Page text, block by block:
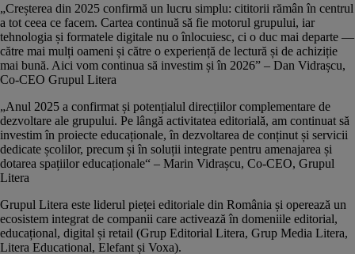
„Creșterea din 2025 confirmă un lucru simplu: cititorii rămân în centrul
a tot ceea ce facem. Cartea continuă să fie motorul grupului, iar
tehnologia și formatele digitale nu o înlocuiesc, ci o duc mai departe —
către mai mulți oameni și către o experiență de lectură și de achiziție
mai bună. Aici vom continua să investim și în 2026” – Dan Vidrașcu,
Co-CEO Grupul Litera
„Anul 2025 a confirmat și potențialul direcțiilor complementare de
dezvoltare ale grupului. Pe lângă activitatea editorială, am continuat să
investim în proiecte educaționale, în dezvoltarea de conținut și servicii
dedicate școlilor, precum și în soluții integrate pentru amenajarea și
dotarea spațiilor educaționale“ – Marin Vidrașcu, Co-CEO, Grupul
Litera
Grupul Litera este liderul pieței editoriale din România și operează un
ecosistem integrat de companii care activează în domeniile editorial,
educațional, digital și retail (Grup Editorial Litera, Grup Media Litera,
Litera Educational, Elefant și Voxa).